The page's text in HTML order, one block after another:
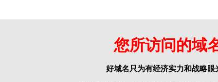
您所访问的域
好域名只为有经济实力和战略